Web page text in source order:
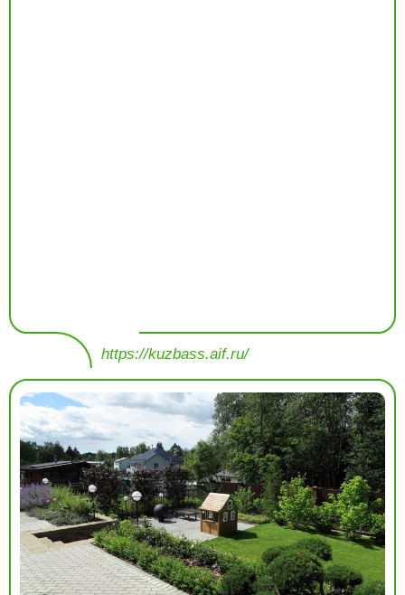
https://kuzbass.aif.ru/